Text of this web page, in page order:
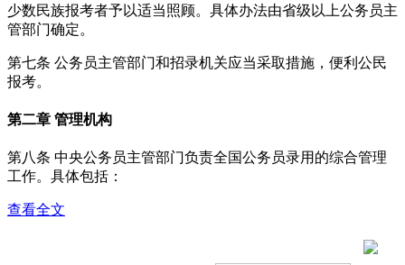
少数民族报考者予以适当照顾。具体办法由省级以上公务员主
管部门确定。
第七条 公务员主管部门和招录机关应当采取措施，便利公民
报考。
第二章 管理机构
第八条 中央公务员主管部门负责全国公务员录用的综合管理
工作。具体包括：
查看全文